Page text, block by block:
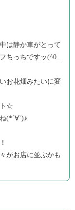
は静か車がとって
ちっちですッ(^0_
お花畑みたいに変
ト☆
(*´∀`)♪
がお店に並ぶかも